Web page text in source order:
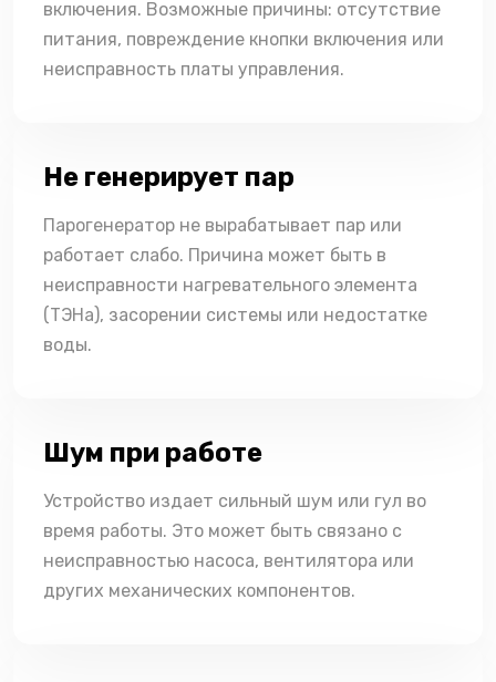
включения. Возможные причины: отсутствие
питания, повреждение кнопки включения или
неисправность платы управления.
Не генерирует пар
Парогенератор не вырабатывает пар или
работает слабо. Причина может быть в
неисправности нагревательного элемента
(ТЭНа), засорении системы или недостатке
воды.
Шум при работе
Устройство издает сильный шум или гул во
время работы. Это может быть связано с
неисправностью насоса, вентилятора или
других механических компонентов.